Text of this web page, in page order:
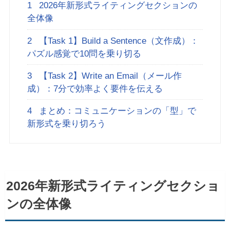
1
2026年新形式ライティングセクションの
全体像
2
【Task 1】Build a Sentence（文作成）：
パズル感覚で10問を乗り切る
3
【Task 2】Write an Email（メール作
成）：7分で効率よく要件を伝える
4
まとめ：コミュニケーションの「型」で
新形式を乗り切ろう
2026年新形式ライティングセクショ
ンの全体像